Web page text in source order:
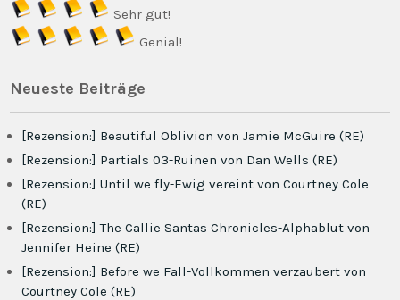
Sehr gut!
Genial!
Neueste Beiträge
[Rezension:] Beautiful Oblivion von Jamie McGuire (RE)
[Rezension:] Partials 03-Ruinen von Dan Wells (RE)
[Rezension:] Until we fly-Ewig vereint von Courtney Cole
(RE)
[Rezension:] The Callie Santas Chronicles-Alphablut von
Jennifer Heine (RE)
[Rezension:] Before we Fall-Vollkommen verzaubert von
Courtney Cole (RE)